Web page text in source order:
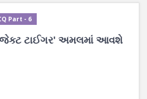
Part - 6
ટાઈગર' અમલમાં આવશે